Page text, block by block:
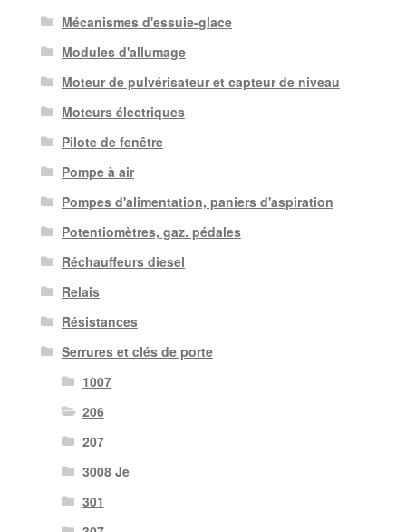
Mécanismes d'essuie-glace
Modules d'allumage
Moteur de pulvérisateur et capteur de niveau
Moteurs électriques
Pilote de fenêtre
Pompe à air
Pompes d'alimentation, paniers d'aspiration
Potentiomètres, gaz. pédales
Réchauffeurs diesel
Relais
Résistances
Serrures et clés de porte
1007
206
207
3008 Je
301